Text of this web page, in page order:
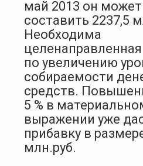
май 2013 он может
составить 2237,5
Необходима
по увеличению
собираемости
средств.
5 % в
выражении уже
прибавку в
млн.руб.